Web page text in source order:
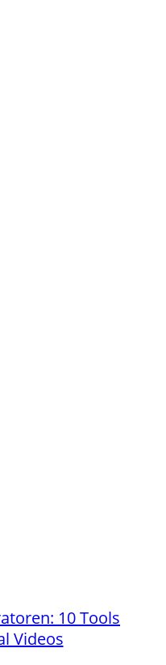
10 Tools
Videos